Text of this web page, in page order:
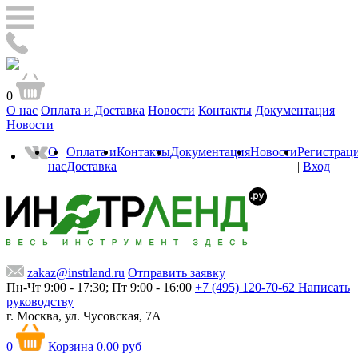
0
О нас Оплата и Доставка Новости Контакты Документация
Новости
О
нас
Оплата и
Доставка
КонтактыДокументацияНовости
| Вход
zakaz@instrland.ru Отправить заявку
Пн-Чт 9:00 - 17:30; Пт 9:00 - 16:00 +7 (495) 120-70-62 Написать
руководству
г. Москва, ул. Чусовская, 7А
0 Корзина 0.00 руб